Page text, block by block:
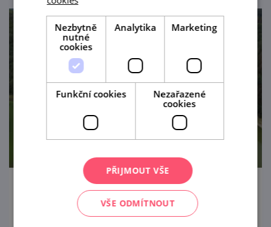
Státní hrad Bítov
Jeden z nejstarších a nejromantičtějších
Nezbytně
nutné
cookies
Analytika Marketing
Funkční cookies
Nezařazené
cookies
PŘIJMOUT VŠE
VŠE ODMÍTNOUT